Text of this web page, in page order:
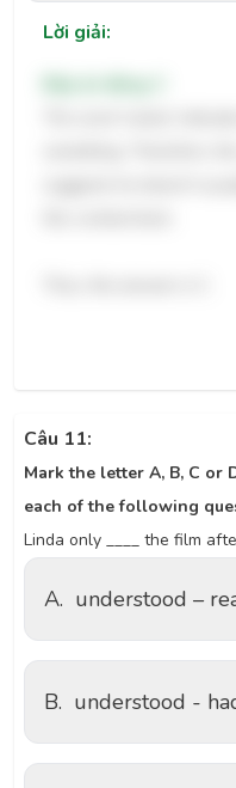
Lời giải:
Câu 11:
Mark the letter A, B, C or
each of the following
Linda only ____ the film
A. understood –
B. understood -